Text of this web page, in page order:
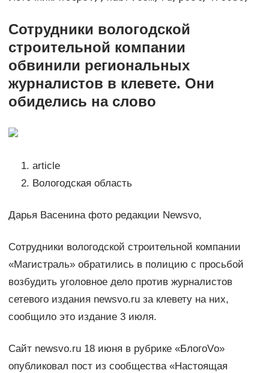
Сотрудники вологодской
строительной компании
обвинили региональных
журналистов в клевете. Они
обиделись на слово
article
Вологодская область
Дарья Васенина фото редакции Newsvo,
Сотрудники вологодской строительной компании
«Магистраль» обратились в полицию с просьбой
возбудить уголовное дело против журналистов
сетевого издания newsvo.ru за клевету на них,
сообщило это издание 3 июля.
Сайт newsvo.ru 18 июня в рубрике «БлогоVо»
опубликовал пост из сообщества «Настоящая